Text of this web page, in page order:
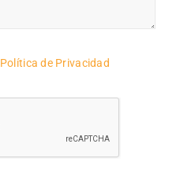
Política de Privacidad